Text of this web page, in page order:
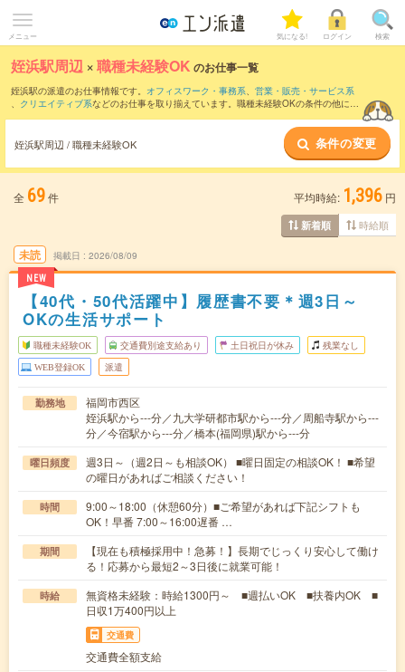
メニュー 気になる! ログイン 検索
姪浜駅周辺 ×職種未経験OK のお仕事一覧
姪浜駅の派遣のお仕事情報です。 オフィスワーク・事務系、 営業・販売・サービス系
、 クリエイティブ系などのお仕事を取り揃えています。職種未経験OKの条件の他に、
姪浜駅周辺 / 職種未経験OK 条件の変更
全 69件 平均時給: 1,396 円
新着順 時給順
未読
NEW
掲載日 2026/08/09
【40代・50代活躍中】履歴書不要＊週3日～
OKの生活サポート
職種未経験OK 交通費別途支給あり 土日祝日が休み 残業なし
WEB登録OK 派遣
勤務地
福岡市西区
姪浜駅から---分／九大学研都市駅から---分／周船寺駅から---
分／今宿駅から---分／橋本(福岡県)駅から---分
曜日頻度
週3日～（週2日～も相談OK） ■曜日固定の相談OK！ ■希望
の曜日があればご相談ください！
時間
9:00～18:00（休憩60分）■ご希望があれば下記シフトも
OK！早番 7:00～16:00遅番 …
期間
【現在も積極採用中！急募！】長期でじっくり安心して働け
る！応募から最短2～3日後に就業可能！
時給
無資格未経験：時給1300円～ ■週払いOK ■扶養内OK ■
日収1万400円以上
交通費
交通費全額支給